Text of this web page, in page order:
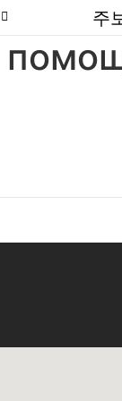
주